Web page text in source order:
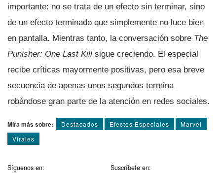
importante: no se trata de un efecto sin terminar, sino
de un efecto terminado que simplemente no luce bien
en pantalla. Mientras tanto, la conversación sobre The
Punisher: One Last Kill sigue creciendo. El especial
recibe críticas mayormente positivas, pero esa breve
secuencia de apenas unos segundos termina
robándose gran parte de la atención en redes sociales.
Mira más sobre: Destacados Efectos Especiales
Marvel
Virales
Síguenos en: Suscríbete en: